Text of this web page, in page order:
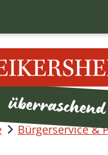
Bürgerservice &